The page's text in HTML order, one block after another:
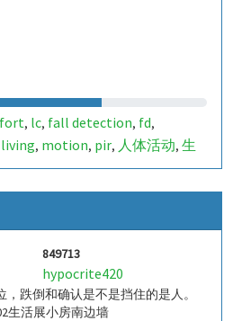
, lc, fall detection, fd,
living, motion, pir, 人体活动, 生
山,室内定位,室内,indoor,
,indoor living quality,ilq,
849713
hypocrite420
跌倒和确认是不是挡住的是人。
生活展小房南边墙